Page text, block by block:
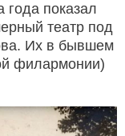
года показал
театр под
Их в бывшем
филармонии)